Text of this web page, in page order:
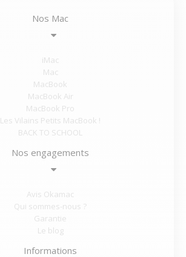
Nos Mac
iMac
Mac
MacBook
MacBook Air
MacBook Pro
Les Vilains Petits MacBook !
BACK TO SCHOOL
Nos engagements
Avis Okamac
Qui sommes-nous ?
Garantie
Le blog
Informations